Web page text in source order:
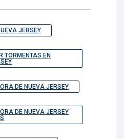
JERSEY
TORMENTAS EN
DE NUEVA JERSEY
DE NUEVA JERSEY